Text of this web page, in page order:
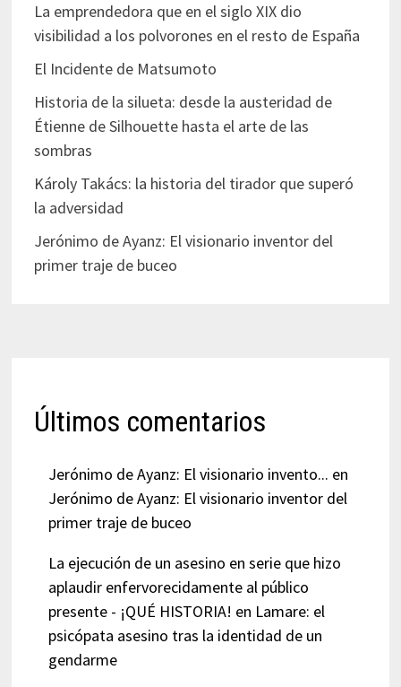
La emprendedora que en el siglo XIX dio
visibilidad a los polvorones en el resto de España
El Incidente de Matsumoto
Historia de la silueta: desde la austeridad de
Étienne de Silhouette hasta el arte de las
sombras
Károly Takács: la historia del tirador que superó
la adversidad
Jerónimo de Ayanz: El visionario inventor del
primer traje de buceo
Últimos comentarios
Jerónimo de Ayanz: El visionario invento... en
Jerónimo de Ayanz: El visionario inventor del
primer traje de buceo
La ejecución de un asesino en serie que hizo
aplaudir enfervorecidamente al público
presente - ¡QUÉ HISTORIA! en Lamare: el
psicópata asesino tras la identidad de un
gendarme